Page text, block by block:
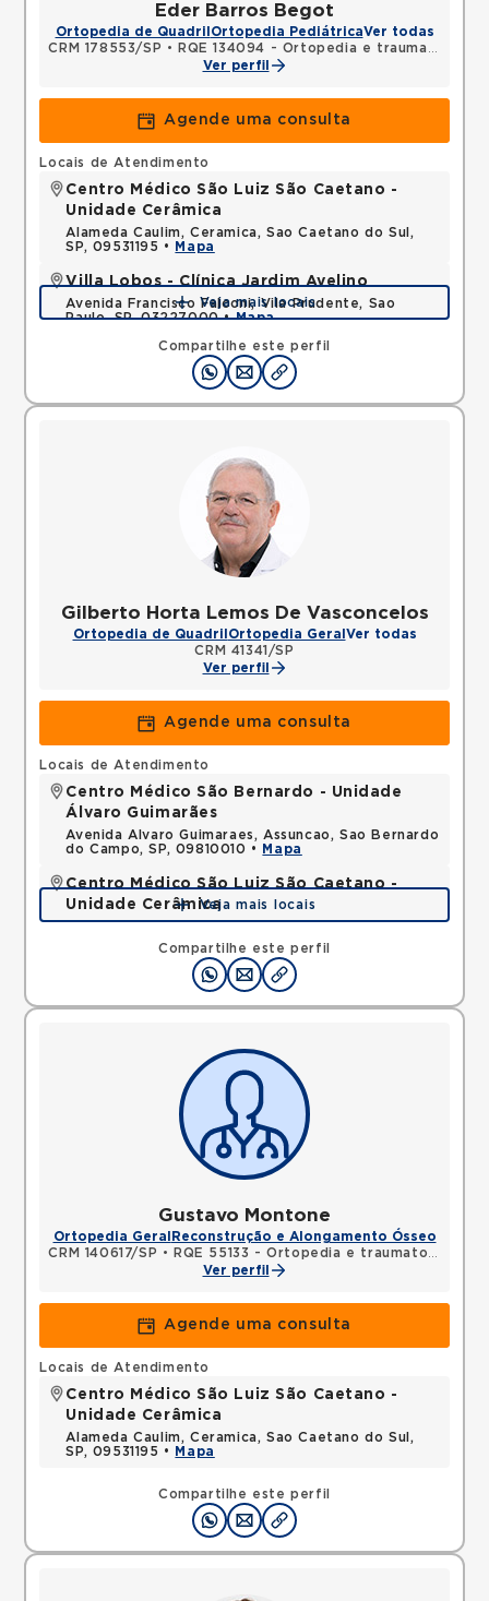
Eder Barros Begot
Ortopedia de Quadril Ortopedia PediátricaVer todas
CRM 178553/SP •
RQE 134094 - Ortopedia e traumatologia
Ver perfil
Agende uma consulta
Compartilhe este perfil
Locais de Atendimento
Centro Médico São Luiz São Caetano -
Unidade Cerâmica
Alameda Caulim, Ceramica, Sao Caetano do Sul,
SP, 09531195 •
Mapa
Villa Lobos - Clínica Jardim Avelino
Avenida Francisco Falconi, Vila Prudente, Sao
Paulo, SP, 03227000 •Mapa
Veja mais locais
Gilberto Horta Lemos De Vasconcelos
Ortopedia de Quadril Ortopedia Geral Ver todas
CRM 41341/SP
Ver perfil
Agende uma consulta
Compartilhe este perfil
Locais de Atendimento
Centro Médico São Bernardo - Unidade
Álvaro Guimarães
Avenida Alvaro Guimaraes, Assuncao, Sao Bernardo
do Campo, SP, 09810010 •
Mapa
Centro Médico São Luiz São Caetano -
Unidade Cerâmica
Alameda Caulim, Ceramica, Sao Caetano do Sul,
SP, 09531195 •
Veja mais locais
Gustavo Montone
Ortopedia Geral Reconstrução e Alongamento Ósseo
CRM 140617/SP •
RQE 55133 - Ortopedia e traumatologia
Ver perfil
Agende uma consulta
Compartilhe este perfil
Locais de Atendimento
Centro Médico São Luiz São Caetano -
Unidade Cerâmica
Alameda Caulim, Ceramica, Sao Caetano do Sul,
SP, 09531195 •
Mapa